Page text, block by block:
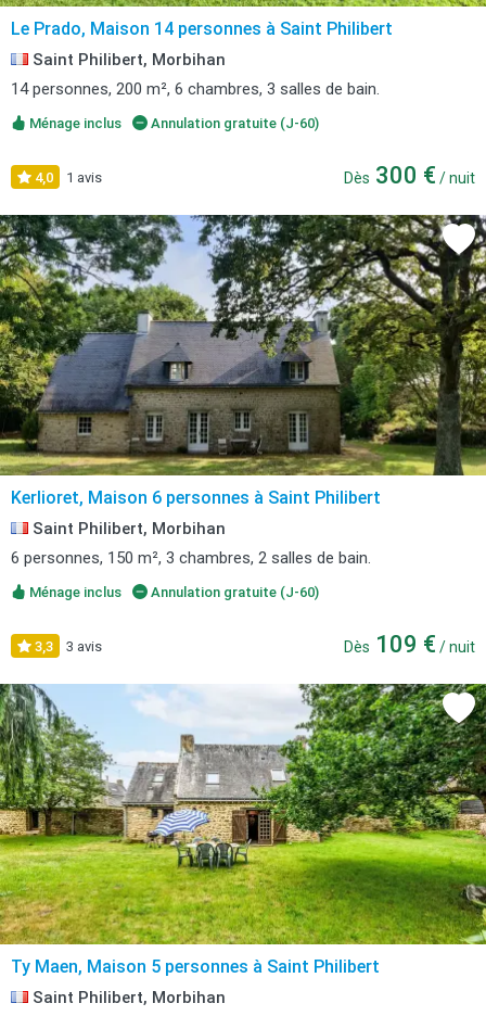
Le Prado, Maison 14 personnes à Saint Philibert
Saint Philibert, Morbihan
14 personnes, 200 m², 6 chambres, 3 salles de bain.
Ménage inclus Annulation gratuite (J-60)
4,0 1 avis Dès 300 € / nuit
Kerlioret, Maison 6 personnes à Saint Philibert
Saint Philibert, Morbihan
6 personnes, 150 m², 3 chambres, 2 salles de bain.
Ménage inclus Annulation gratuite (J-60)
3,3 3 avis Dès 109 € / nuit
Ty Maen, Maison 5 personnes à Saint Philibert
Saint Philibert, Morbihan